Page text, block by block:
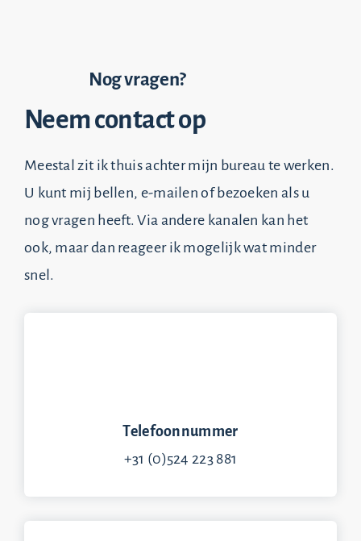
Nog vragen?
Neem contact op
Meestal zit ik thuis achter mijn bureau te werken.
U kunt mij bellen, e-mailen of bezoeken als u
nog vragen heeft. Via andere kanalen kan het
ook, maar dan reageer ik mogelijk wat minder
snel.
Telefoonnummer
+31 (0)524 223 881